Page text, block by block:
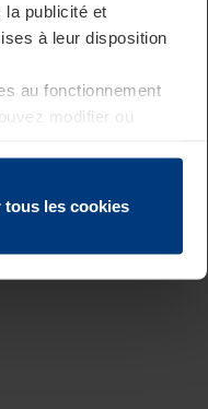
la publicité et
à leur disposition
au fonctionnement
modifier ou
les cookies